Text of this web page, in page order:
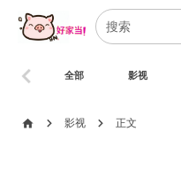
全部 影视
chevron_left
home chevron_right 影视 chevron_right 正文